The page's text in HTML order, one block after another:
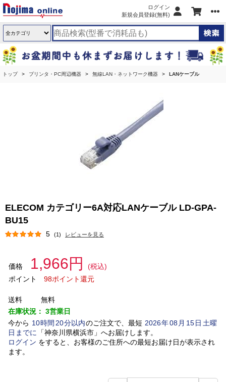
ログイン
新規会員登録(無料)
トップ プリンタ・PC周辺機器 無線LAN・ネットワーク機器 LANケーブル
ELECOM カテゴリー6A対応LANケーブル LD-GPA-
BU15
5 (1) レビューを見る
価格 1,966円
(税込)
ポイント
98ポイント還元
送料
無料
在庫状況： 3営業日
今から 10時間 20分以内のご注文で、最短 2026年08 月 15日土曜
日 までに 「神奈川県横浜市」 へお届けします。
ログイン をすると、お客様のご住所への最短お届け日が表示され
ます。